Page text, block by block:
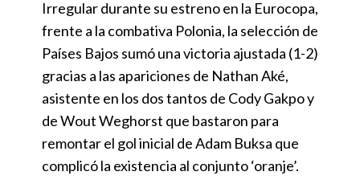
Irregular durante su estreno en la Eurocopa,
frente a la combativa Polonia, la selección de
Países Bajos sumó una victoria ajustada (1-2)
gracias a las apariciones de Nathan Aké,
asistente en los dos tantos de Cody Gakpo y
de Wout Weghorst que bastaron para
remontar el gol inicial de Adam Buksa que
complicó la existencia al conjunto ‘oranje’.